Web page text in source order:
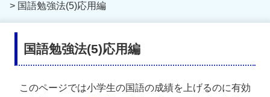
> 国語勉強法(5)応用編
国語勉強法(5)応用編
このページでは小学生の国語の成績を上げるのに有効